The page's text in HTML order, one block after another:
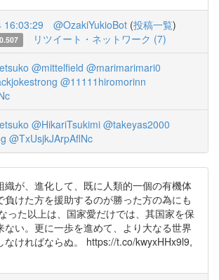
16:03:29 @OzakiYukioBot (投稿一覧)
0.507 リツイート・ネットワーク (7)
@mittelfield @marimarimari0
@11111hiromorinn
@HikariTsukimi @takeyas2000
@TxUsjkJArpAflNc
織が、進化して、既に人類的一個の有機体
負けた方を援助するのが勝った方の為にも
った以上は、国家愛だけでは、其国家を保
ない。更に一歩を進めて、より大なる世界
なければならぬ。 https://t.co/kwyxHHx9l9,